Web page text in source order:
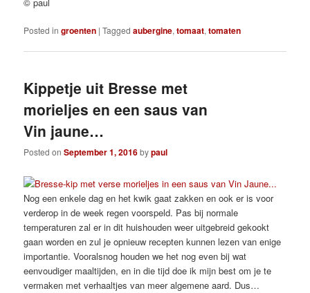
Posted in groenten |Tagged aubergine,tomaat,tomaten
Kippetje uit Bresse met
morieljes en een saus van
Vin jaune…
Posted onSeptember 1, 2016bypaul
Nog een enkele dag en het kwik gaat zakken en ook er is voor
verderop in de week regen voorspeld. Pas bij normale
temperaturen zal er in dit huishouden weer uitgebreid gekookt
gaan worden en zul je opnieuw recepten kunnen lezen van enige
importantie. Vooralsnog houden we het nog even bij wat
eenvoudiger maaltijden, en in die tijd doe ik mijn best om je te
vermaken met verhaaltjes van meer algemene aard. Dus…